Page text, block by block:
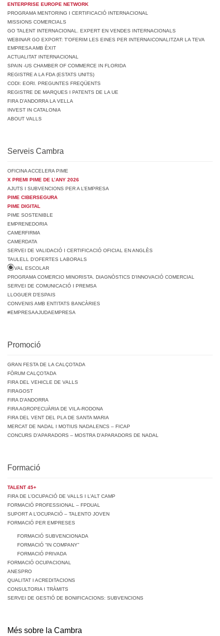
ENTERPRISE EUROPE NETWORK
PROGRAMA MENTORING I CERTIFICACIÓ INTERNACIONAL
MISSIONS COMERCIALS
GO TALENT INTERNACIONAL. EXPERT EN VENDES INTERNACIONALS
WEBINAR GO EXPORT: T’OFERIM LES EINES PER INTERNAICONALITZAR LA TEVA
EMPRESA AMB ÈXIT
ACTUALITAT INTERNACIONAL
SPAIN -US CHAMBER OF COMMERCE IN FLORIDA
REGISTRE A LA FDA (ESTATS UNITS)
CODI: EORI. PREGUNTES FREQÜENTS
REGISTRE DE MARQUES I PATENTS DE LA UE
FIRA D’ANDORRA LA VELLA
INVEST IN CATALONIA
ABOUT VALLS
Serveis Cambra
OFICINA ACCELERA PIME
X PREMI PIME DE L’ANY 2026
AJUTS I SUBVENCIONS PER A L’EMPRESA
PIME CIBERSEGURA
PIME DIGITAL
PIME SOSTENIBLE
EMPRENEDORIA
CAMERFIRMA
CAMERDATA
SERVEI DE VALIDACIÓ I CERTIFICACIÓ OFICIAL EN ANGLÈS
TAULELL D’OFERTES LABORALS
VAL ESCOLAR
PROGRAMA COMERCIO MINORISTA. DIAGNÒSTICS D’INNOVACIÓ COMERCIAL
SERVEI DE COMUNICACIÓ I PREMSA
LLOGUER D’ESPAIS
CONVENIS AMB ENTITATS BANCÀRIES
#EMPRESAAJUDAEMPRESA
Promoció
GRAN FESTA DE LA CALÇOTADA
FÒRUM CALÇOTADA
FIRA DEL VEHICLE DE VALLS
FIRAGOST
FIRA D’ANDORRA
FIRA AGROPECUÀRIA DE VILA-RODONA
FIRA DEL VENT DEL PLA DE SANTA MARIA
MERCAT DE NADAL I MOTIUS NADALENCS – FICAP
CONCURS D’APARADORS – MOSTRA D’APARADORS DE NADAL
Formació
TALENT 45+
FIRA DE L’OCUPACIÓ DE VALLS I L’ALT CAMP
FORMACIÓ PROFESSIONAL – FPDUAL
SUPORT A L’OCUPACIÓ – TALENTO JOVEN
FORMACIÓ PER EMPRESES
FORMACIÓ SUBVENCIONADA
FORMACIÓ “IN COMPANY”
FORMACIÓ PRIVADA
FORMACIÓ OCUPACIONAL
ANESPRO
QUALITAT I ACREDITACIONS
CONSULTORIA I TRÀMITS
SERVEI DE GESTIÓ DE BONIFICACIONS: SUBVENCIONS
Més sobre la Cambra